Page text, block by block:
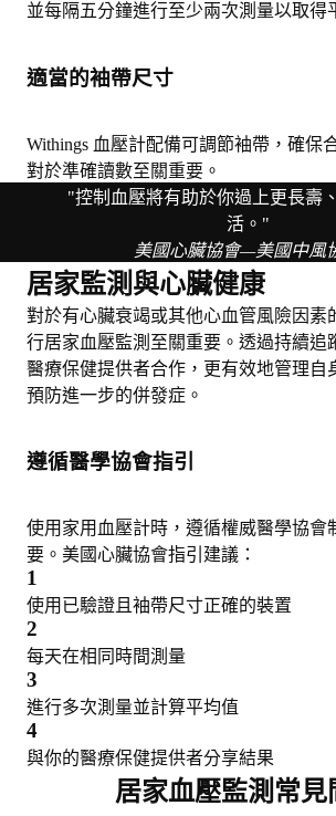
並每隔五分鐘進行至少兩次測量以取得
適當的袖帶尺寸
Withings 血壓計配備可調節袖帶，確保
對於準確讀數至關重要。
"控制血壓將有助於你過上更長壽
活。"
美國心臟協會—美國中風
居家監測與心臟健康
對於有心臟衰竭或其他心血管風險因素
行居家血壓監測至關重要。透過持續追
醫療保健提供者合作，更有效地管理自
預防進一步的併發症。
遵循醫學協會指引
使用家用血壓計時，遵循權威醫學協會
要。美國心臟協會指引建議：
1
使用已驗證且袖帶尺寸正確的裝置
2
每天在相同時間測量
3
進行多次測量並計算平均值
4
與你的醫療保健提供者分享結果
居家血壓監測常見